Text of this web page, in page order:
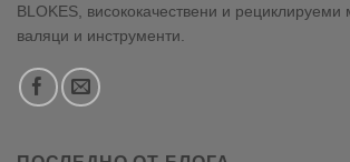
BLOKES, висококачествени и
валяци и инструменти.